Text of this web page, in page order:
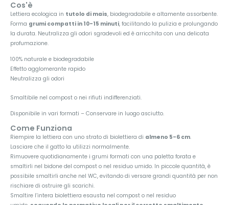
Cos'è
Lettiera ecologica in tutolo di mais, biodegradabile e altamente assorbente.
Forma grumi compatti in 10-15 minuti, facilitando la pulizia e prolungando
la durata. Neutralizza gli odori sgradevoli ed è arricchita con una delicata
profumazione.
100% naturale e biodegradabile
Effetto agglomerante rapido
Neutralizza gli odori
Smaltibile nel compost o nei rifiuti indifferenziati.
Disponibile in vari formati – Conservare in luogo asciutto.
Come Funziona
Riempire la lettiera con uno strato di biolettiera di almeno 5-6 cm.
Lasciare che il gatto la utilizzi normalmente.
Rimuovere quotidianamente i grumi formati con una paletta forata e
smaltirli nel bidone del compost o nel residuo umido. In piccole quantità, è
possibile smaltirli anche nel WC, evitando di versare grandi quantità per non
rischiare di ostruire gli scarichi.
Smaltire l’intera biolettiera esausta nel compost o nel residuo